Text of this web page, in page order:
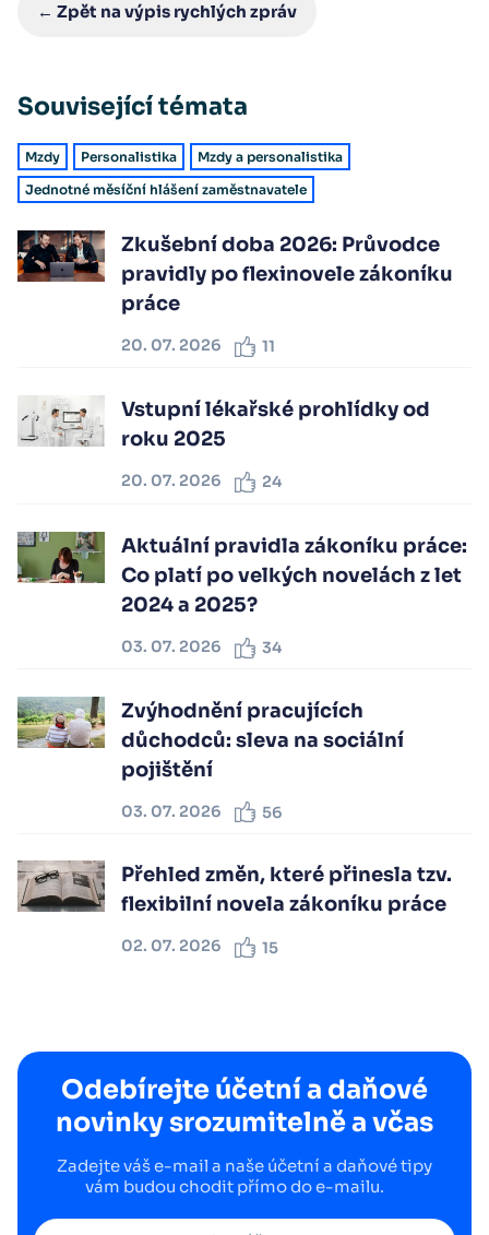
← Zpět na výpis rychlých zpráv
Související témata
Mzdy Personalistika
Mzdy a personalistika
Jednotné měsíční hlášení zaměstnavatele
Zkušební doba 2026: Průvodce
pravidly po flexinovele zákoníku
práce
20. 07. 2026 11
Vstupní lékařské prohlídky od
roku 2025
20. 07. 2026 24
Aktuální pravidla zákoníku práce:
Co platí po velkých novelách z let
2024 a 2025?
03. 07. 2026 34
Zvýhodnění pracujících
důchodců: sleva na sociální
pojištění
03. 07. 2026 56
Přehled změn, které přinesla tzv.
flexibilní novela zákoníku práce
02. 07. 2026 15
Odebírejte účetní a daňové
novinky srozumitelně a včas
Zadejte váš e-mail a naše účetní a daňové tipy
vám budou chodit přímo do e-mailu.